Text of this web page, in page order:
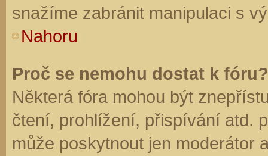
snažíme zabránit manipulaci s
Nahoru
Proč se nemohu dostat k fóru?
Některá fóra mohou být
čtení, prohlížení, přispívání atd.
může poskytnout jen moderátor